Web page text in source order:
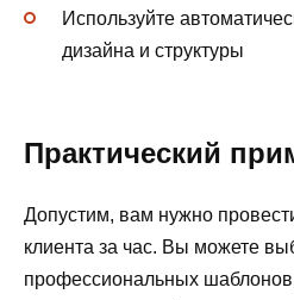
Используйте
дизайна и структуры
Практический
Допустим, вам нужно
клиента за час. Вы можете
профессиональных